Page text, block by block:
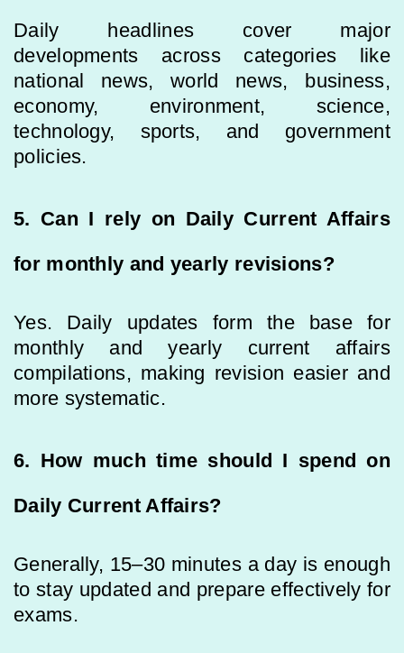
Daily headlines cover major
developments across categories like
national news, world news, business,
economy, environment, science,
technology, sports, and government
policies.
5. Can I rely on Daily Current Affairs
for monthly and yearly revisions?
Yes. Daily updates form the base for
monthly and yearly current affairs
compilations, making revision easier and
more systematic.
6. How much time should I spend on
Daily Current Affairs?
Generally, 15–30 minutes a day is enough
to stay updated and prepare effectively for
exams.